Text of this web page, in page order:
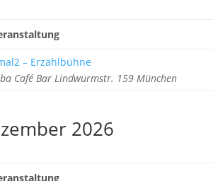
– Erzählbühne
Café Bar Lindwurmstr. 159 München
2026